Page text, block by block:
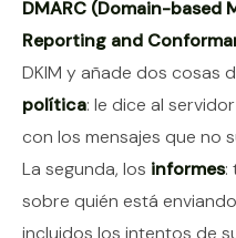
DMARC (Domain-based
Reporting and
DKIM y añade dos cosas
política: le dice al
con los mensajes que no
La segunda, los informes:
sobre quién está
incluidos los intentos de